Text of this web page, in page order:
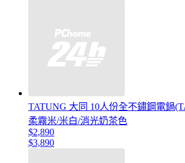
TATUNG 大同 10人份全不鏽鋼電鍋
柔霧米/米白/消光奶茶色
$2,890
$3,890